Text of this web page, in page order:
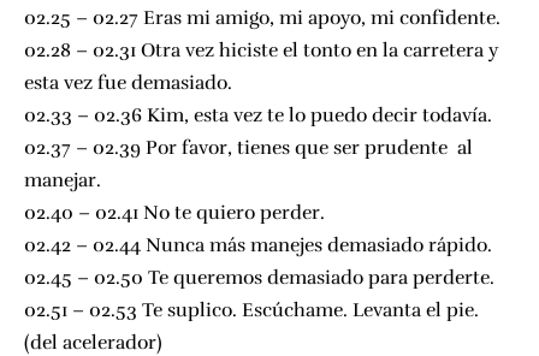
02.25 – 02.27 Eras mi amigo, mi apoyo, mi confidente.
02.28 – 02.31 Otra vez hiciste el tonto en la carretera y
esta vez fue demasiado.
02.33 – 02.36 Kim, esta vez te lo puedo decir todavía.
02.37 – 02.39 Por favor, tienes que ser prudente al
manejar.
02.40 – 02.41 No te quiero perder.
02.42 – 02.44 Nunca más manejes demasiado rápido.
02.45 – 02.50 Te queremos demasiado para perderte.
02.51 – 02.53 Te suplico. Escúchame. Levanta el pie.
(del acelerador)